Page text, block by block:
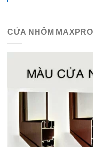
CỬA NHÔM MAXPRO